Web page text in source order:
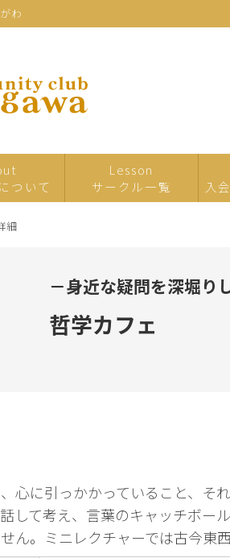
わ
ついて
Lesson
サークル一覧
サロン
入
細
－身近な疑問を深堀り
哲学カフェ
心に引っかかっていること、
して考え、言葉のキャッチボー
ん。ミニレクチャーでは古今東